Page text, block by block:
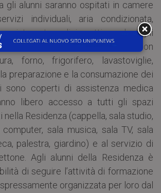
gli alunni saranno ospitati in camere
individuali, aria condizionata,
a internet e pulizia settimanale. Ogni
è dotata di cucina attrezzata con
forno, frigorifero, lavastoviglie,
preparazione e la consumazione dei
sono coperti di assistenza medica
libero accesso a tutti gli spazi
Residenza (cappella, sala studio,
sala musica, sala TV, sala
palestra, giardino) e al servizio di
Agli alunni della Residenza è
di seguire l’attività di formazione
organizzata per loro dal